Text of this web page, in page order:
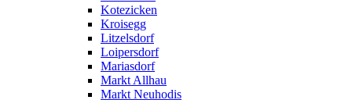
Kotezicken
Kroisegg
Litzelsdorf
Loipersdorf
Mariasdorf
Markt Allhau
Markt Neuhodis